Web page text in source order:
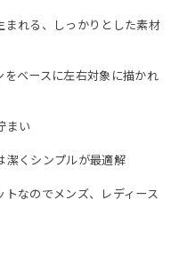
まれる、しっかりとした素材
をベースに左右対象に描かれ
まい
潔くシンプルが最適解
なのでメンズ、レディース